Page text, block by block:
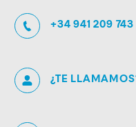
+34 941 209 743
¿TE